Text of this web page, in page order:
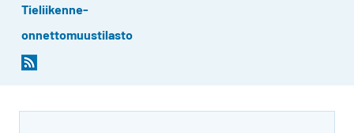
Tieliikenne-
onnettomuustilasto